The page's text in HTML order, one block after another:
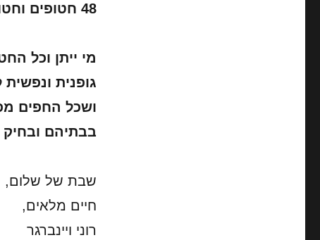
48 חטופים וחטופה עדיין בעזה.
מי ייתן וכל
גופנית
ושכל החפים
בבתיהם
שבת של שלום,
חיים מלאים,
רוני ויינברגר